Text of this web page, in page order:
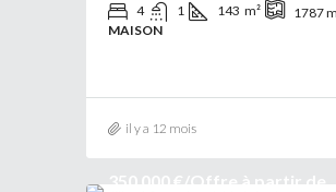
4 1 143 m² 1787
MAISON
il y a 12 mois
350 000 €/Offre à partir de